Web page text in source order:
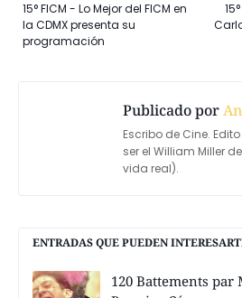
15° FICM - Lo Mejor del FICM en
la CDMX presenta su
programación
Publicado por
Escribo de Cine.
ser el William Miller
vida real).
ENTRADAS QUE PUEDEN
120 Battements